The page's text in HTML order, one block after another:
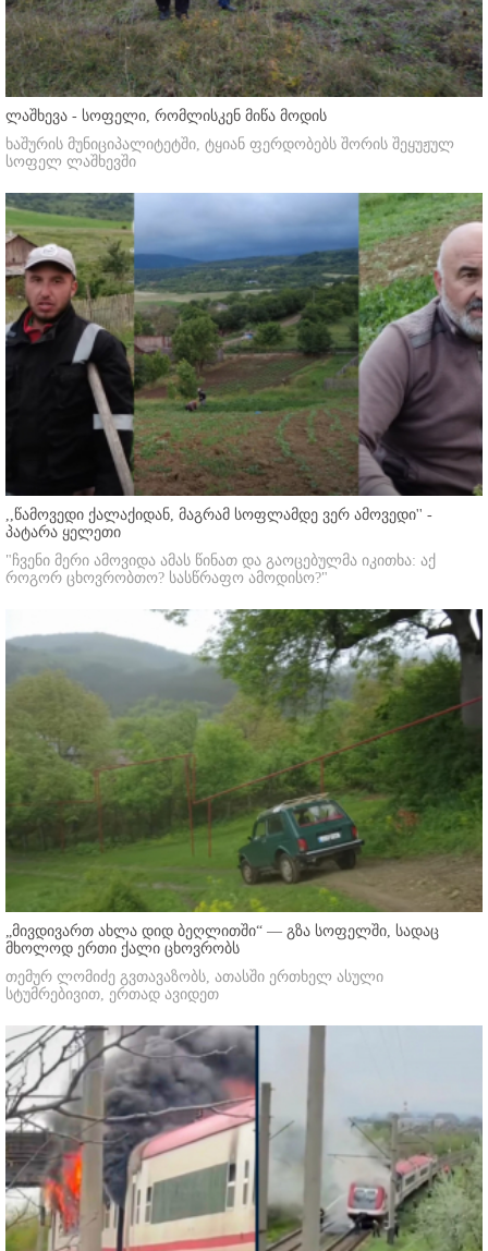
ლაშხევა - სოფელი, რომლისკენ მიწა მოდის
ხაშურის მუნიციპალიტეტში, ტყიან ფერდობებს შორის შეყუჟულ
სოფელ ლაშხევში
,,წამოვედი ქალაქიდან, მაგრამ სოფლამდე ვერ ამოვედი'' -
პატარა ყელეთი
"ჩვენი მერი ამოვიდა ამას წინათ და გაოცებულმა იკითხა: აქ
როგორ ცხოვრობთო? სასწრაფო ამოდისო?"
„მივდივართ ახლა დიდ ბეღლითში“ — გზა სოფელში, სადაც
მხოლოდ ერთი ქალი ცხოვრობს
თემურ ლომიძე გვთავაზობს, ათასში ერთხელ ასული
სტუმრებივით, ერთად ავიდეთ